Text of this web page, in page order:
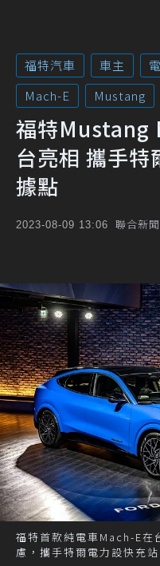
福特汽車 車主
Mach-E
Mustang
福特Mustang
台亮相 攜手
據點
2023-08-09 13:06 聯合新
福特首款純電車Mach-E在
慮，攜手特爾電力設快充